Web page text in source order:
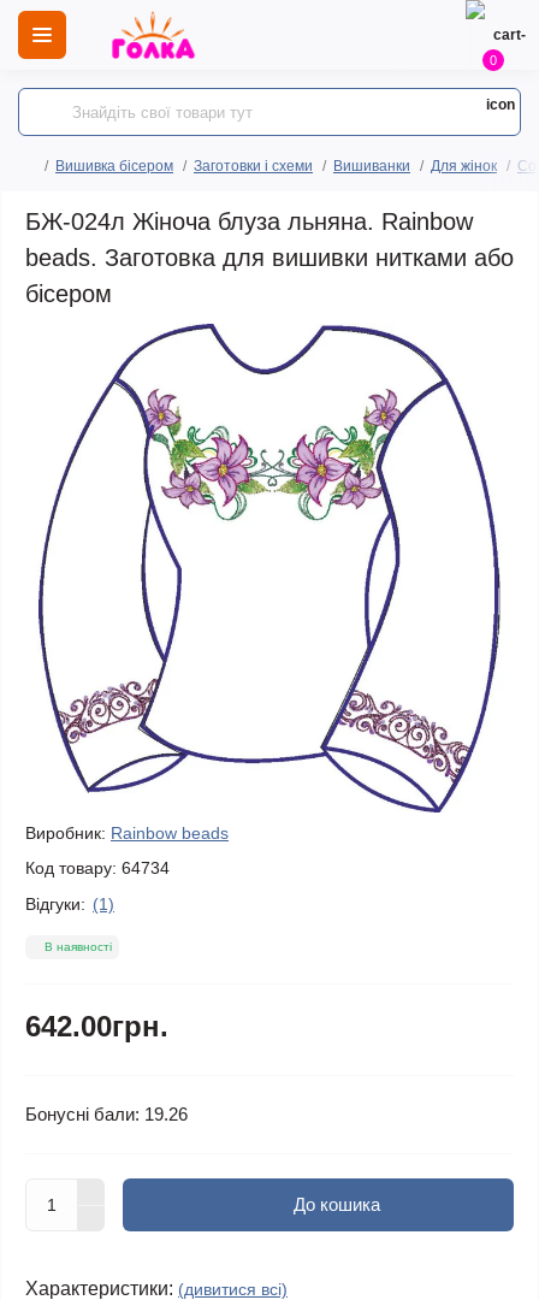
0
Вишивка бісером Заготовки і схеми Вишиванки Для жінок
БЖ-024л Жіноча блуза льняна. Rainbow
beads. Заготовка для вишивки нитками або
бісером
Виробник: Rainbow beads
Код товару: 64734
Відгуки: (1)
В наявності
642.00грн.
Бонусні бали: 19.26
До кошика
Характеристики: (дивитися всі)